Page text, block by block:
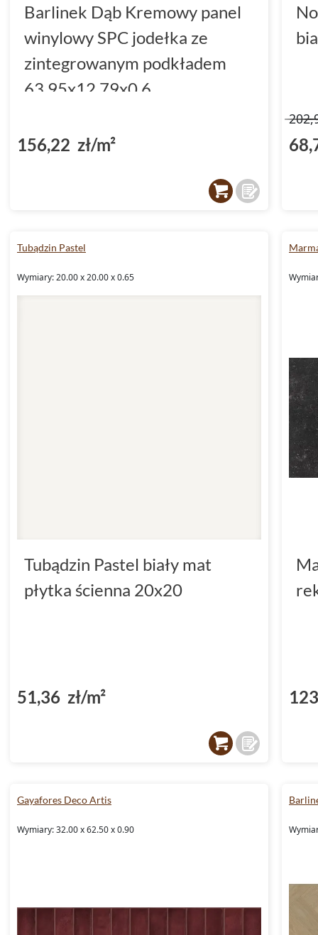
Barlinek Dąb Kremowy panel
winylowy SPC jodełka ze
zintegrowanym podkładem
63.95x12.79x0.6
156,22 zł/m²
Tubądzin Pastel
Wymiary: 20.00 x 20.00 x 0.65
Tubądzin Pastel biały mat
płytka ścienna 20x20
51,36 zł/m²
Gayafores Deco Artis
Wymiary: 32.00 x 62.50 x 0.90